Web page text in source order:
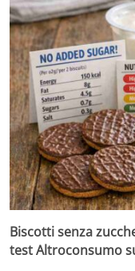
Biscotti senza
test Altroconsumo